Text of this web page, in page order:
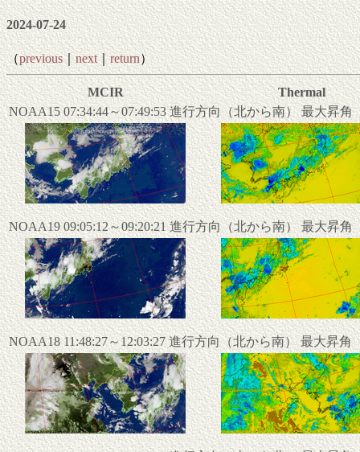
2024-07-24
（previous｜next｜ return）
MCIR
Thermal
NOAA15 07:34:44～07:49:53 進行方向（北から南） 最大昇角
NOAA19 09:05:12～09:20:21 進行方向（北から南） 最大昇角
NOAA18 11:48:27～12:03:27 進行方向（北から南） 最大昇角